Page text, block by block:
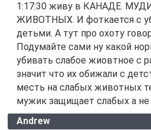
1:17:30 живу в КАНАДЕ.
ЖИВОТНЫХ. И фоткается с
детьми. А тут про охоту
Подумайте сами ну какой
убивать слабое жиовтное с
значит что их обижали с
месть на слабых животных
мужик защищает слабых а не
Andrew